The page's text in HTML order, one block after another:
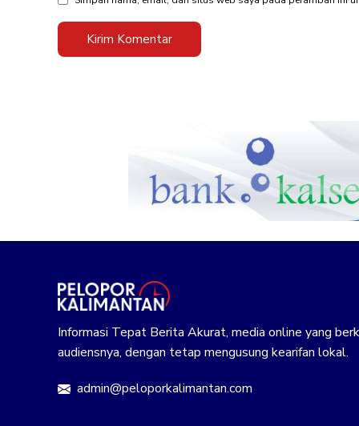
Informasi Tepat Berita Akurat, media online yang
audiensnya, dengan tetap mengusung kearifan lokal.
admin@peloporkalimantan.com